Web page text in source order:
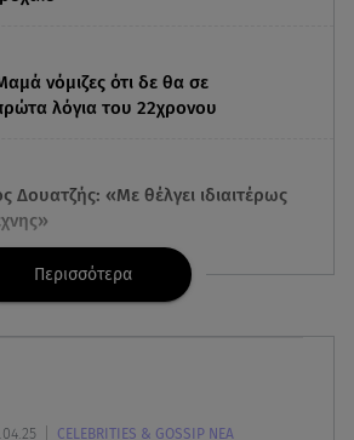
νόμιζες ότι δε θα σε
λόγια του 22χρονου
Δουατζής: «Με θέλγει ιδιαιτέρως
ξυραφιού» οι συνομιλίες ΗΠΑ –
για Γρηγόρη Μόργκαν:
Περισσότερα
CELEBRITIES & GOSSIP ΝΕΑ